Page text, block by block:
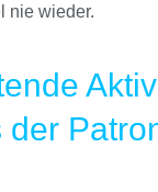
nie wieder.
der